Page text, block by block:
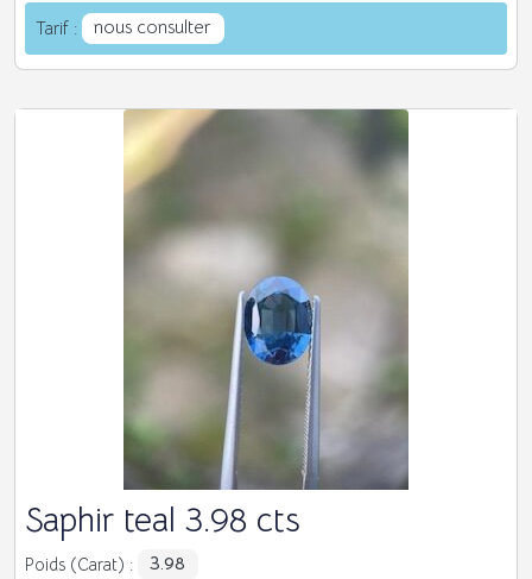
Tarif : nous consulter
Saphir teal 3.98 cts
Poids (Carat) : 3.98